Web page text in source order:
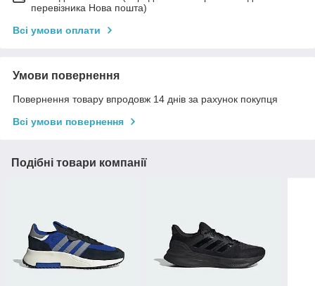
перевізника Нова пошта)
Всі умови оплати
Умови повернення
Повернення товару впродовж 14 днів за рахунок покупця
Всі умови повернення
Подібні товари компанії